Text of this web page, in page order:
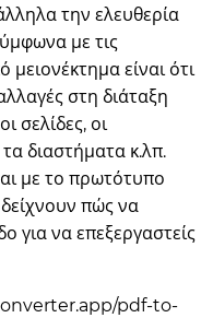
την ελευθερία
με τις
είναι ότι
στη διάταξη
σελίδες, οι
διαστήματα κ.λπ.
με το πρωτότυπο
πώς να
για να επεξεργαστείς
pdf-to-